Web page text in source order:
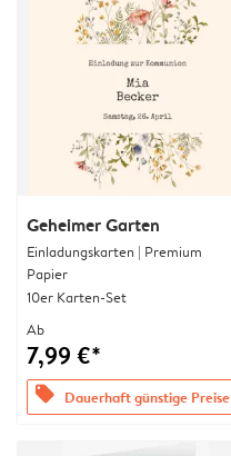
Geheimer Garten
Einladungskarten | Premium
Papier
10er Karten-Set
Ab
7,99 €*
offers Dauerhaft günstige Preise